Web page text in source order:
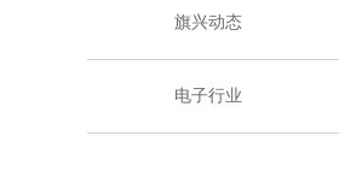
旗兴动态
电子行业